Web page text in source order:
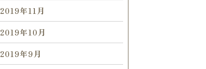
2019年11月
2019年10月
2019年9月